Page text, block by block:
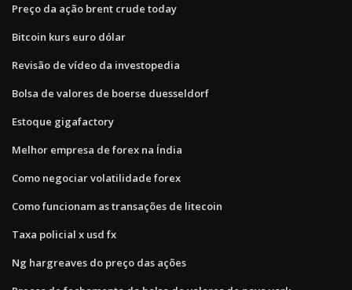
Preço da ação brent crude today
Bitcoin kurs euro dólar
Revisão de vídeo da investopedia
Bolsa de valores de boerse duesseldorf
Estoque gigafactory
Melhor empresa de forex na Índia
Como negociar volatilidade forex
Como funcionam as transações de litecoin
Taxa policial x usd fx
Ng hargreaves do preço das ações